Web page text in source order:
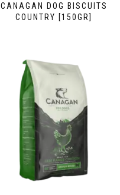
CANAGAN DOG BISCUITS
COUNTRY [150GR]